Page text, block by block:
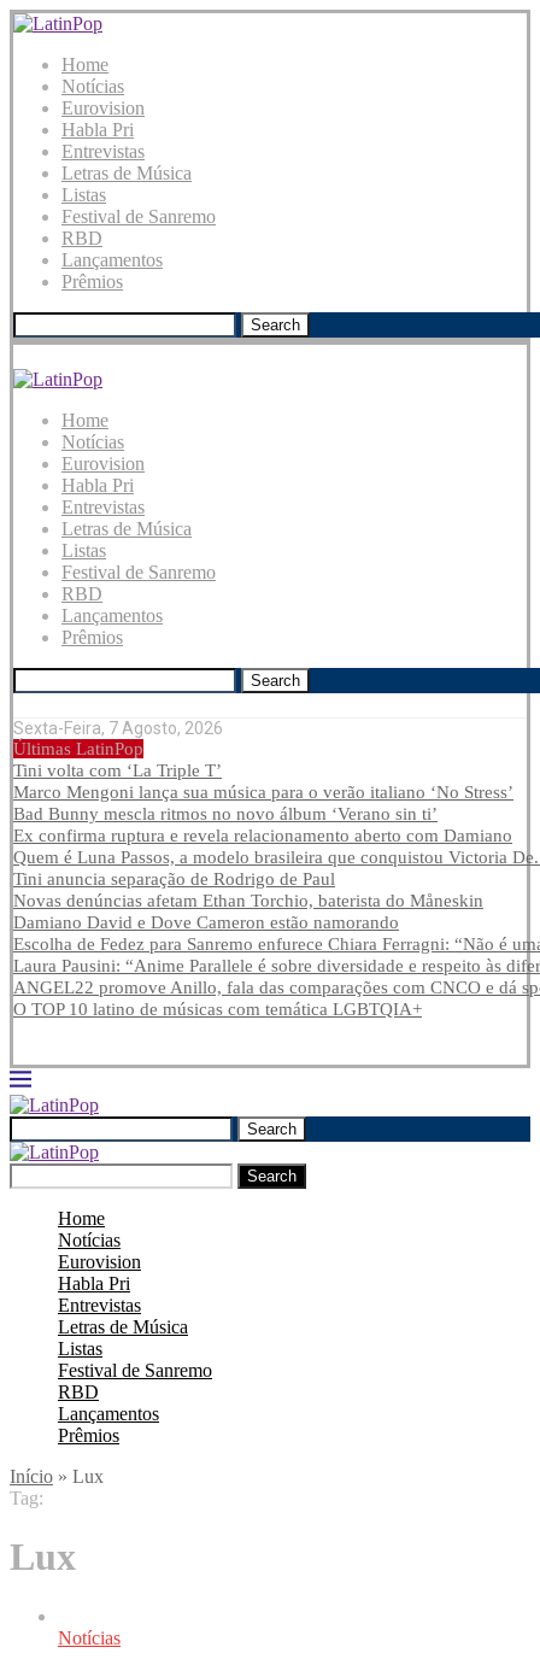
Home
Notícias
Eurovision
Habla Pri
Entrevistas
Letras de Música
Listas
Festival de Sanremo
RBD
Lançamentos
Prêmios
Search
Home
Notícias
Eurovision
Habla Pri
Entrevistas
Letras de Música
Listas
Festival de Sanremo
RBD
Lançamentos
Prêmios
Search
Sexta-Feira, 7 Agosto, 2026
Últimas LatinPop
Tini volta com ‘La Triple T’
Marco Mengoni lança sua música para o verão italiano ‘No Stress’
Bad Bunny mescla ritmos no novo álbum ‘Verano sin ti’
Ex confirma ruptura e revela relacionamento aberto com Damiano
Quem é Luna Passos, a modelo brasileira que conquistou Victoria
Tini anuncia separação de Rodrigo de Paul
Novas denúncias afetam Ethan Torchio, baterista do Måneskin
Damiano David e Dove Cameron estão namorando
Escolha de Fedez para Sanremo enfurece Chiara Ferragni: “Não é
Laura Pausini: “Anime Parallele é sobre diversidade e respeito às
ANGEL22 promove Anillo, fala das comparações com CNCO e dá
O TOP 10 latino de músicas com temática LGBTQIA+
Search
Search
Home
Notícias
Eurovision
Habla Pri
Entrevistas
Letras de Música
Listas
Festival de Sanremo
RBD
Lançamentos
Prêmios
Início » Lux
Tag:
Lux
Notícias